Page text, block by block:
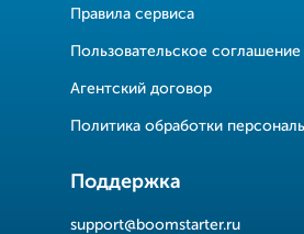
Правила сервиса
Пользовательское соглашение
Агентский договор
Политика обработки
Поддержка
support@boomstarter.ru